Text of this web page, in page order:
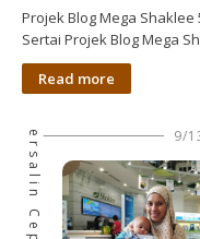
Projek Blog Mega
Sertai Projek Blog Mega
Read more
9/